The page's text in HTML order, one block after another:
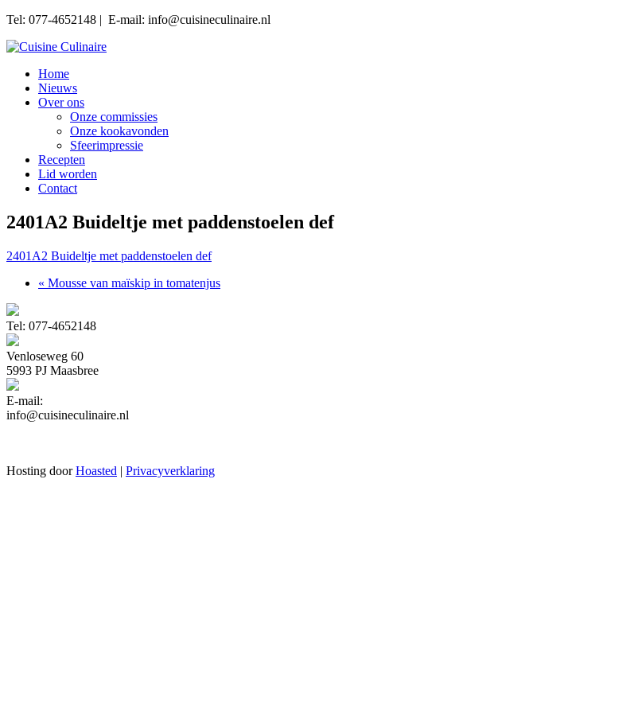
Tel: 077-4652148 | E-mail: info@cuisineculinaire.nl
Home
Nieuws
Over ons
Onze commissies
Onze kookavonden
Sfeerimpressie
Recepten
Lid worden
Contact
2401A2 Buideltje met paddenstoelen def
2401A2 Buideltje met paddenstoelen def
« Mousse van maïskip in tomatenjus
Tel: 077-4652148
Venloseweg 60
5993 PJ Maasbree
E-mail:
info@cuisineculinaire.nl
Hosting doorHoasted | Privacyverklaring